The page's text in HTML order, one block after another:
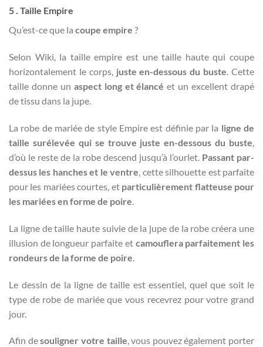
5 . Taille Empire
Qu’est-ce que la coupe empire ?
Selon Wiki, la taille empire est une taille haute qui coupe
horizontalement le corps, juste en-dessous du buste. Cette
taille donne un aspect long et élancé et un excellent drapé
de tissu dans la jupe.
La robe de mariée de style Empire est définie par la ligne de
taille surélevée qui se trouve juste en-dessous du buste,
d’où le reste de la robe descend jusqu’à l’ourlet. Passant par-
dessus les hanches et le ventre, cette silhouette est parfaite
pour les mariées courtes, et particulièrement flatteuse pour
les mariées en forme de poire.
La ligne de taille haute suivie de la jupe de la robe créera une
illusion de longueur parfaite et camouflera parfaitement les
rondeurs de la forme de poire
Le dessin de la ligne de taille est essentiel, quel que soit le
type de robe de mariée que vous recevrez pour votre grand
jour.
Afin desouligner votre taille, vous pouvez également porter